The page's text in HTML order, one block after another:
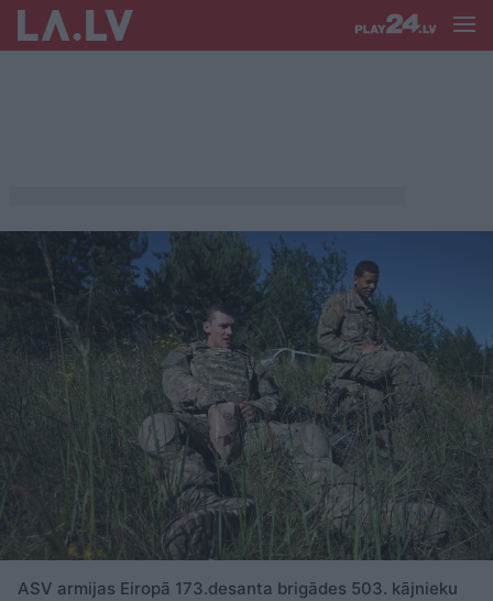
ASV armijas Eiropā 173.desanta brigādes 503. kājnieku